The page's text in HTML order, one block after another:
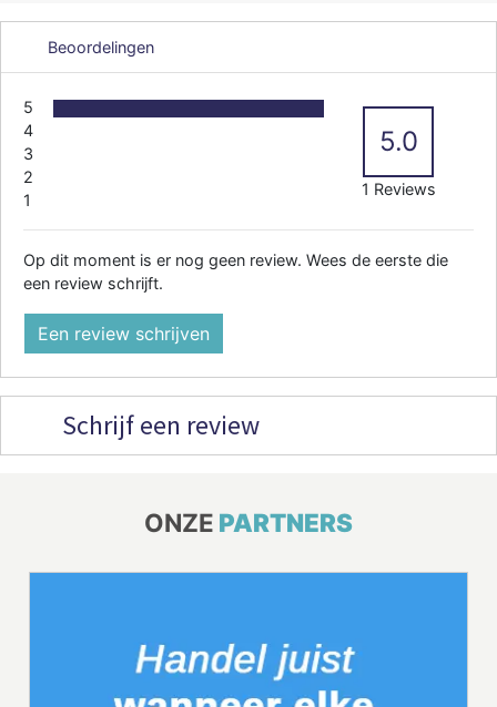
Beoordelingen
5
4
3
2
1
5.0
1 Reviews
Op dit moment is er nog geen review. Wees de eerste die
een review schrijft.
Een review schrijven
Schrijf een review
ONZE PARTNERS